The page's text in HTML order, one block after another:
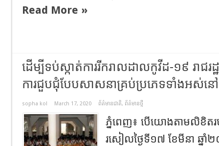
Read More »
ដើម្បីទប់ស្កាត់ការរីករាលដាលកូវីដ-១៩ រាជ
ការជួបជុំបែបសាសនាគ្រប់ប្រភេទទាំងអស់ន
sopha kol March 17, 2020 ព័ត៌មានជាតិ, ព័ត៌មានថ្មី
ភ្នំពេញ៖ បើយោងតាមលិខិ
រសៀលថ្ងៃទី១៧ ខែមីនា ឆ្នាំ